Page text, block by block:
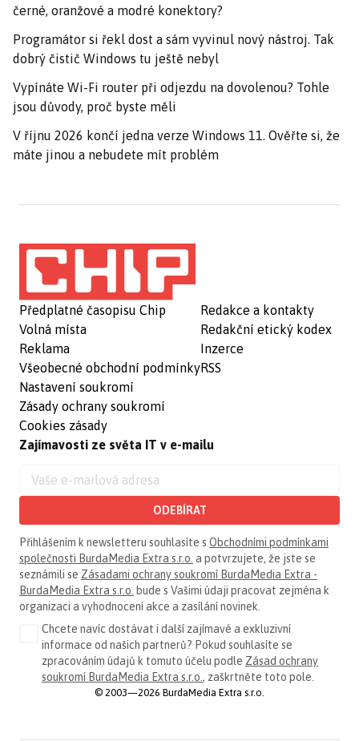
černé, oranžové a modré konektory?
Programátor si řekl dost a sám vyvinul nový nástroj. Tak
dobrý čistič Windows tu ještě nebyl
Vypínáte Wi-Fi router při odjezdu na dovolenou? Tohle
jsou důvody, proč byste měli
V říjnu 2026 končí jedna verze Windows 11. Ověřte si, že
máte jinou a nebudete mít problém
Předplatné časopisu Chip
Volná místa
Reklama
Všeobecné obchodní podmínky
Nastavení soukromí
Zásady ochrany soukromí
Cookies zásady
Redakce a kontakty
Redakční etický kodex
Inzerce
RSS
Zajímavosti ze světa IT v e-mailu
ODEBÍRAT
Přihlášením k newsletteru souhlasíte s Obchodními podmínkami
společnosti BurdaMedia Extra s.r.o. a potvrzujete, že jste se
seznámili se Zásadami ochrany soukromí BurdaMedia Extra -
BurdaMedia Extra s.r.o. bude s Vašimi údaji pracovat zejména k
organizaci a vyhodnocení akce a zasílání novinek.
Chcete navíc dostávat i další zajímavé a exkluzivní
informace od našich partnerů? Pokud souhlasíte se
zpracováním údajů k tomuto účelu podle Zásad ochrany
soukromí BurdaMedia Extra s.r.o. , zaškrtněte toto pole.
© 2003—2026 BurdaMedia Extra s.r.o.